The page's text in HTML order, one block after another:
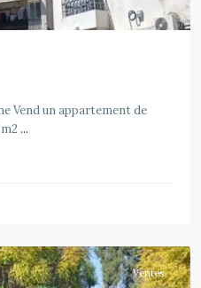
Vend un appartement de
...
Ventes